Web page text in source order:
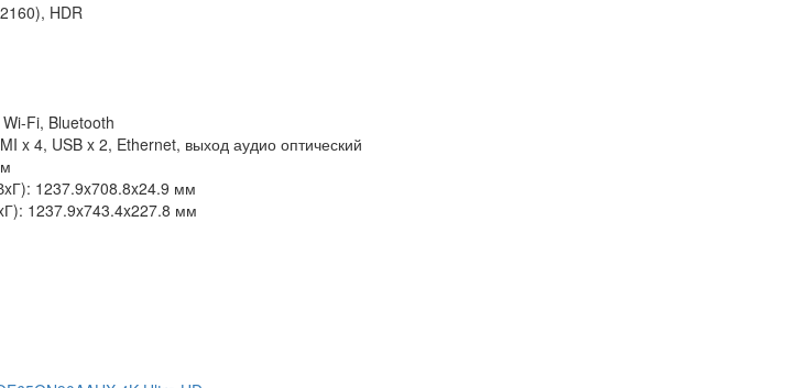
HDR
Fi, Bluetooth
x 4, USB x 2, Ethernet, выход аудио оптический
1237.9x708.8x24.9 мм
1237.9x743.4x227.8 мм